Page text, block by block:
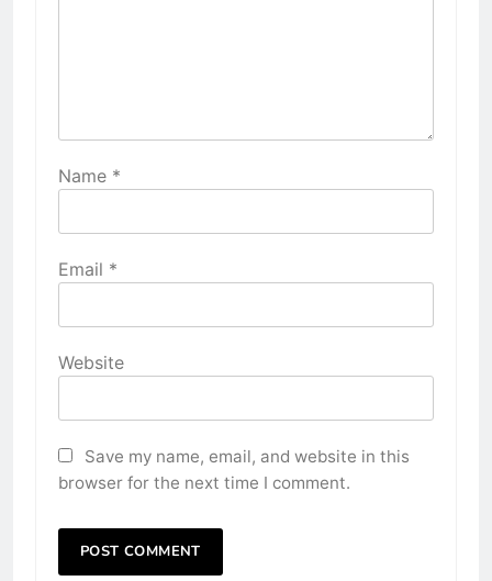
Name *
Email *
Website
Save my name, email, and website in this
browser for the next time I comment.